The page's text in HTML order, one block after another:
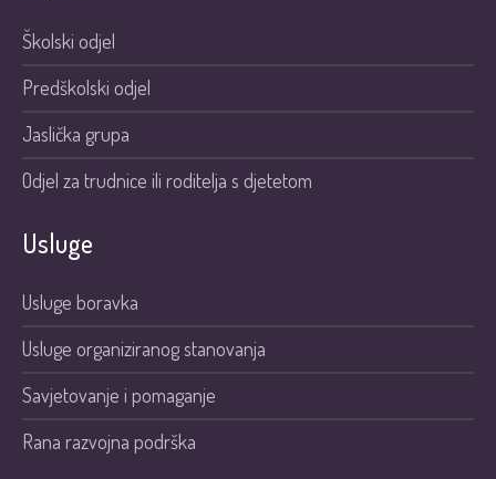
Školski odjel
Predškolski odjel
Jaslička grupa
Odjel za trudnice ili roditelja s djetetom
Usluge
Usluge boravka
Usluge organiziranog stanovanja
Savjetovanje i pomaganje
Rana razvojna podrška